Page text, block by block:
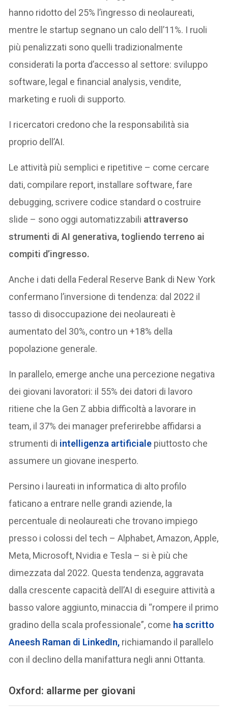
hanno ridotto del 25% l’ingresso di neolaureati,
mentre le startup segnano un calo dell’11%. I ruoli
più penalizzati sono quelli tradizionalmente
considerati la porta d’accesso al settore: sviluppo
software, legal e financial analysis, vendite,
marketing e ruoli di supporto.
I ricercatori credono che la responsabilità sia
proprio dell’AI.
Le attività più semplici e ripetitive – come cercare
dati, compilare report, installare software, fare
debugging, scrivere codice standard o costruire
slide – sono oggi automatizzabili attraverso
strumenti di AI generativa, togliendo terreno ai
compiti d’ingresso.
Anche i dati della Federal Reserve Bank di New York
confermano l’inversione di tendenza: dal 2022 il
tasso di disoccupazione dei neolaureati è
aumentato del 30%, contro un +18% della
popolazione generale.
In parallelo, emerge anche una percezione negativa
dei giovani lavoratori: il 55% dei datori di lavoro
ritiene che la Gen Z abbia difficoltà a lavorare in
team, il 37% dei manager preferirebbe affidarsi a
strumenti di intelligenza artificiale piuttosto che
assumere un giovane inesperto.
Persino i laureati in informatica di alto profilo
faticano a entrare nelle grandi aziende, la
percentuale di neolaureati che trovano impiego
presso i colossi del tech – Alphabet, Amazon, Apple,
Meta, Microsoft, Nvidia e Tesla – si è più che
dimezzata dal 2022. Questa tendenza, aggravata
dalla crescente capacità dell’AI di eseguire attività a
basso valore aggiunto, minaccia di “rompere il primo
gradino della scala professionale”, come ha scritto
Aneesh Raman di LinkedIn, richiamando il parallelo
con il declino della manifattura negli anni Ottanta.
Oxford: allarme per giovani